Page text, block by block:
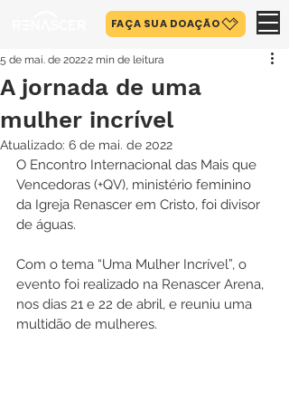
FAÇA SUA DOAÇÃO
A jornada de uma
mulher incrível
5 de mai. de 20222 min de leitura
Atualizado: 6 de mai. de 2022
O Encontro Internacional das Mais que
Vencedoras (+QV), ministério feminino
da Igreja Renascer em Cristo, foi divisor
de águas.
Com o tema “Uma Mulher Incrível”, o
evento foi realizado na Renascer Arena,
nos dias 21 e 22 de abril, e reuniu uma
multidão de mulheres.